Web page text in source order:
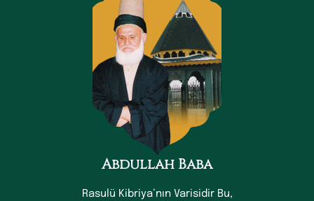
Abdullah Baba
Rasulü Kibriya’nın Varisidir Bu,